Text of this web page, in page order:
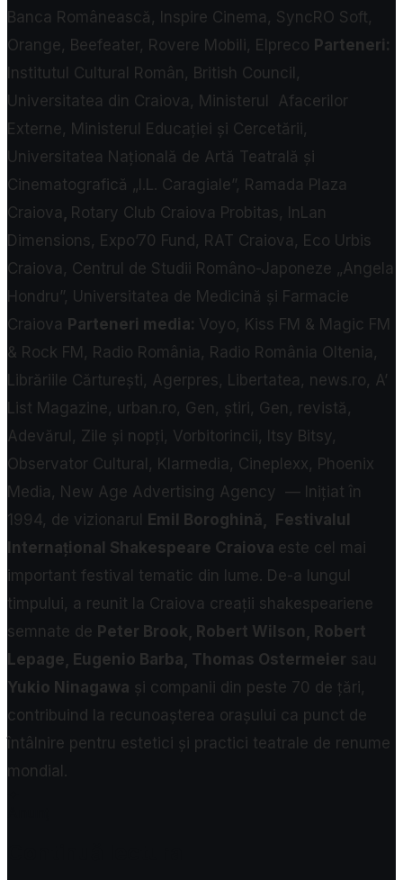
Banca Românească, Inspire Cinema, SyncRO Soft,
Orange, Beefeater, Rovere Mobili, Elpreco Parteneri:
Institutul Cultural Român, British Council,
Universitatea din Craiova, Ministerul Afacerilor
Externe, Ministerul Educației și Cercetării,
Universitatea Națională de Artă Teatrală și
Cinematografică „I.L. Caragiale”, Ramada Plaza
Craiova , Rotary Club Craiova Probitas, InLan
Dimensions, Expo’70 Fund, RAT Craiova, Eco Urbis
Craiova, Centrul de Studii Româno-Japoneze „Angela
Hondru”, Universitatea de Medicină și Farmacie
Craiova Parteneri media: Voyo, Kiss FM & Magic FM
& Rock FM, Radio România, Radio România Oltenia,
Librăriile Cărturești, Agerpres, Libertatea, news.ro, A’
List Magazine, urban.ro, Gen, știri, Gen, revistă,
Adevărul, Zile și nopți, Vorbitorincii, Itsy Bitsy,
Observator Cultural, Klarmedia, Cineplexx, Phoenix
Media, New Age Advertising Agency — Inițiat în
1994, de vizionarul
Emil Boroghină,
Festivalul
Internațional Shakespeare Craiova este cel mai
important festival tematic din lume. De-a lungul
timpului, a reunit la Craiova creații shakespeariene
semnate de Peter Brook, Robert Wilson, Robert
Lepage, Eugenio Barba, Thomas Ostermeier sau
Yukio Ninagawa și companii din peste 70 de țări,
contribuind la recunoașterea orașului ca punct de
întâlnire pentru estetici și practici teatrale de renume
mondial.